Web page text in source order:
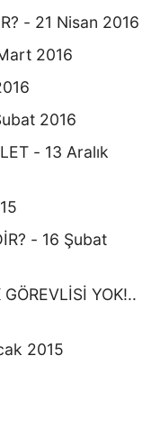
- 21 Nisan 2016
2016
2016
- 13 Aralık
- 16 Şubat
YOK!..
2015